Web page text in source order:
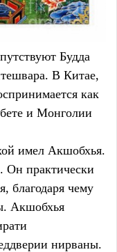
Будда
В Китае,
как
и Монголии
имел Акшобхья.
Он практически
благодаря чему
Акшобхья
нирваны.